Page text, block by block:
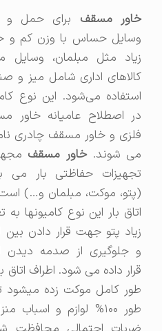
خاور مسقفبرای حمل و نقل
وسایل حساس با وزن کم و حجم
زیاد مثل مبلمان، وسایل منزل،
کالاهای اداری شامل میز و صندلی
استفاده می‌شود. این نوع کامیون
در اصطلاح عامیانه خاور مسقف
فلزی و خاور مسقف چادری نامیده
می شوند.خاور مسقفمجهز به
تجهیزات حفاظتی بار می باشد
(پتو، موکت، مبلمان و…) است. در
اتاق بار این نوع کامیونها به تعداد
زیاد پتو جهت قرار دادن بین لوازم
و جلوگیری از صدمه دیدن لوازم
قرار داده می شود. اطراف اتاق بار به
طور کامل موکت زده میشود تا به
طور ۱۰۰% لوازم و اسباب منزل از